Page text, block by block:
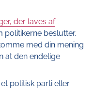
der laves af
politikerne beslutter.
med din mening
at den endelige
politisk parti eller